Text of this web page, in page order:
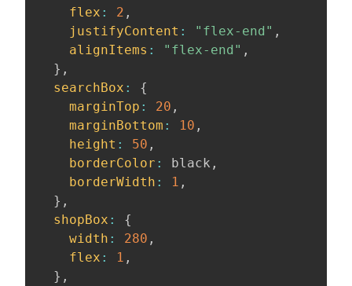
flex : 2 ,
justifyContent : "flex-end" ,
alignItems : "flex-end" ,
} ,
searchBox :
{
marginTop : 20 ,
marginBottom : 10 ,
height : 50 ,
borderColor : black ,
borderWidth : 1 ,
} ,
shopBox :
{
width : 280 ,
flex : 1 ,
} ,